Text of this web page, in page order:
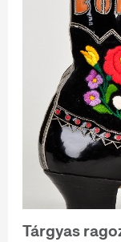
Tárgyas